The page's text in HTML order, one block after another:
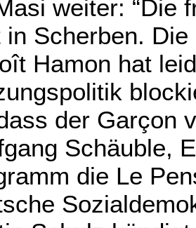
weiter: “Die
in Scherben.
Hamon hat
der Garçon
Schäuble,
die Le